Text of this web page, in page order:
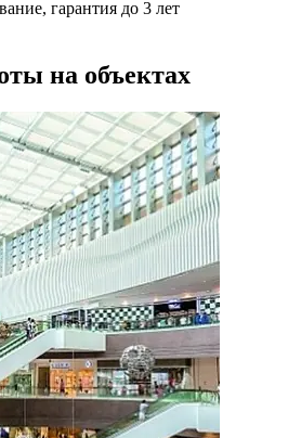
гарантия до 3 лет
на объектах